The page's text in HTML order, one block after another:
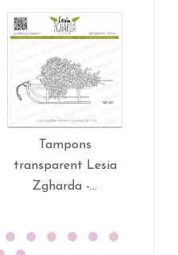
Tampons
transparent Lesia
Zgharda -...